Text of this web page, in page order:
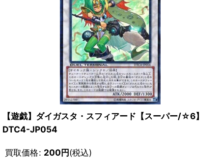
【遊戯】ダイガスタ・スフィアード【スーパー/☆6】
DTC4-JP054
買取価格: 200円(税込)